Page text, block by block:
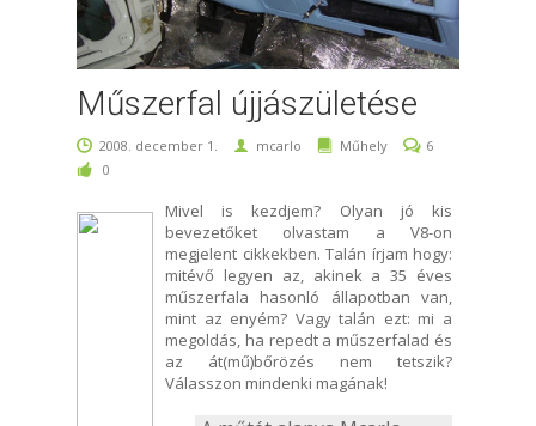
Műszerfal újjászületése
2008. december 1. mcarlo Műhely
6
0
Mivel is kezdjem? Olyan jó kis
bevezetőket olvastam a V8-on
megjelent cikkekben. Talán írjam hogy:
mitévő legyen az, akinek a 35 éves
műszerfala hasonló állapotban van,
mint az enyém? Vagy talán ezt: mi a
megoldás, ha repedt a műszerfalad és
az át(mű)bőrözés nem tetszik?
Válasszon mindenki magának!